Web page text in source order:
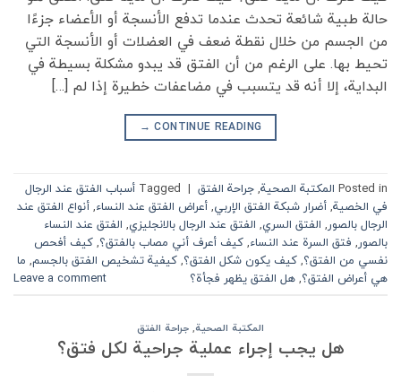
حالة طبية شائعة تحدث عندما تدفع الأنسجة أو الأعضاء جزءًا
من الجسم من خلال نقطة ضعف في العضلات أو الأنسجة التي
تحيط بها. على الرغم من أن الفتق قد يبدو مشكلة بسيطة في
البداية، إلا أنه قد يتسبب في مضاعفات خطيرة إذا لم […]
CONTINUE READING
→
Posted in المكتبة الصحية,جراحة الفتق |
Tagged أسباب الفتق عند الرجال
في الخصية,أضرار شبكة الفتق الإربي,أعراض الفتق عند النساء,أنواع الفتق عند
الرجال بالصور, الفتق السري, الفتق عند الرجال بالانجليزي, الفتق عند النساء
بالصور, فتق السرة عند النساء,كيف أعرف أني مصاب بالفتق؟,كيف أفحص
نفسي من الفتق؟,كيف يكون شكل الفتق؟,كيفية تشخيص الفتق بالجسم, ما
هي أعراض الفتق؟,هل الفتق يظهر فجأة؟ Leave a comment
المكتبة الصحية, جراحة الفتق
هل يجب إجراء عملية جراحية لكل فتق؟